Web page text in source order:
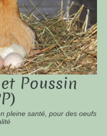
Poussin
pleine santé, pour des oeufs